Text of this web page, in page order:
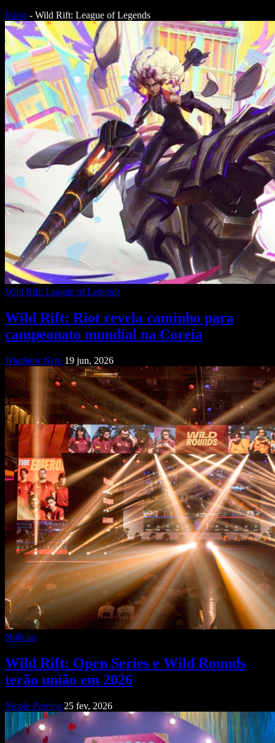
Início - Wild Rift: League of Legends
Wild Rift: League of Legends
Wild Rift: Riot revela caminho para
campeonato mundial na Coreia
Wladimir Neto 19 jun, 2026
Notícias
Wild Rift: Open Series e Wild Rounds
terão união em 2026
Nicole Pereira 25 fev, 2026